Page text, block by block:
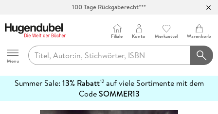
100 Tage Rückgaberecht***
Hugendubel
Menu
Filiale Konto Merkzettel Warenkorb
Summer Sale: 13% Rabatt12auf viele Sortimente mit dem
CodeSOMMER13
erfahren